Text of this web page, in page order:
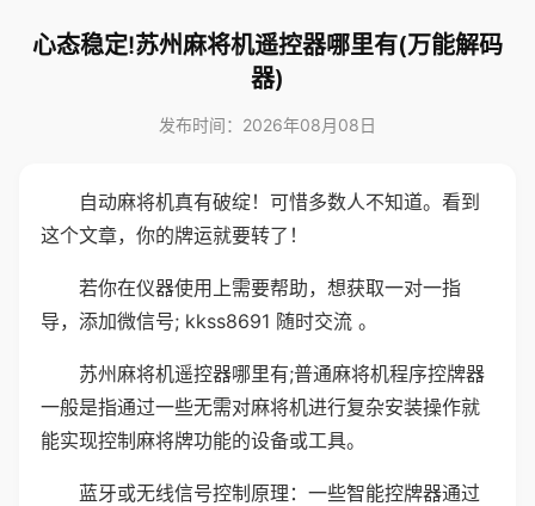
心态稳定!苏州麻将机遥控器哪里有(万能解码
器)
发布时间：2026年08月08日
自动麻将机真有破绽！可惜多数人不知道。看到
这个文章，你的牌运就要转了！
若你在仪器使用上需要帮助，想获取一对一指
导，添加微信号; kkss8691 随时交流 。
苏州麻将机遥控器哪里有;普通麻将机程序控牌器
一般是指通过一些无需对麻将机进行复杂安装操作就
能实现控制麻将牌功能的设备或工具。
蓝牙或无线信号控制原理：一些智能控牌器通过